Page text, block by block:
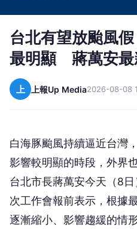
台北有望放颱風
最明顯 蔣萬安最
上 上報Up Media2026-08-08
白海豚颱風持續逼近台灣
影響較明顯的時段，外界
台北市長蔣萬安今天（8
次工作會報前表示，根據
逐漸縮小、影響趨緩的情